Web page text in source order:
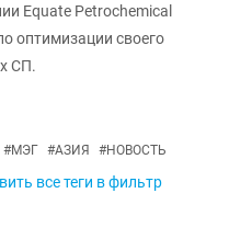
Equate Petrochemical
оптимизации своего
СП.
#МЭГ #АЗИЯ #НОВОСТЬ
все теги в фильтр